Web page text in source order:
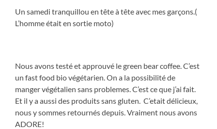
Un samedi tranquillou en tête à tête avec mes garçons.(
L’homme était en sortie moto)
Nous avons testé et approuvé le green bear coffee. C’est
un fast food bio végétarien. On a la possibilité de
manger végétalien sans problemes. C’est ce que j’ai fait.
Et il y a aussi des produits sans gluten. C’etait délicieux,
nous y sommes retournés depuis. Vraiment nous avons
ADORE!